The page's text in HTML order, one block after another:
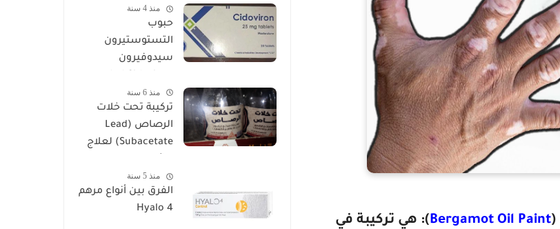
(Bergamot Oil Paint)
: هي تركيبة في
original)
منذ 4 سنة
حبوب
التستوستيرون
سيدوفيرون
العقم
منذ 6 سنة
تركيبة تحت خلات
الرصاص (Lead
Subacetate) لعلاج
البواسير
منذ 5 سنة
الفرق بين أنواع مرهم
Hyalo 4